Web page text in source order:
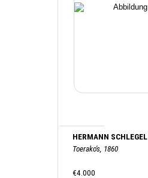
HERMANN SCHLEGEL
Toerako's, 1860
€4.000